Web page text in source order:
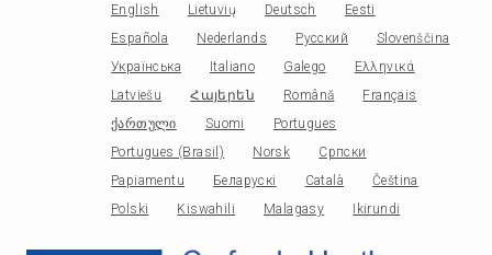
English Lietuvių Deutsch
Eesti
Española
Nederlands Русский
Slovenščina
Українська
Italiano Galego
Ελληνικά
Latviešu
Հայերեն Română
Français
ქართული
Suomi
Portugues
Portugues (Brasil)
Norsk
Српски
Papiamentu
Беларускі Català
Čeština
Polski
Kiswahili Malagasy Ikirundi